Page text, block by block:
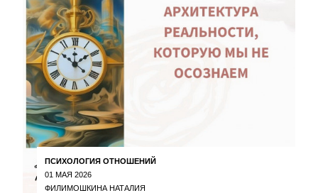
ПСИХОЛОГИЯ ОТНОШЕНИЙ
01 МАЯ 2026
ФИЛИМОШКИНА НАТАЛИЯ